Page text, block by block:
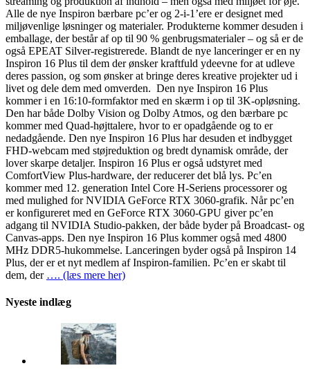
Alle de nye Inspiron bærbare pc’er og 2-i-1’ere er designet med
miljøvenlige løsninger og materialer. Produkterne kommer desuden i
emballage, der består af op til 90 % genbrugsmaterialer – og så er de
også EPEAT Silver-registrerede. Blandt de nye lanceringer er en ny
Inspiron 16 Plus til dem der ønsker kraftfuld ydeevne for at udleve
deres passion, og som ønsker at bringe deres kreative projekter ud i
livet og dele dem med omverden. Den nye Inspiron 16 Plus
kommer i en 16:10-formfaktor med en skærm i op til 3K-opløsning.
Den har både Dolby Vision og Dolby Atmos, og den bærbare pc
kommer med Quad-højttalere, hvor to er opadgående og to er
nedadgående. Den nye Inspiron 16 Plus har desuden et indbygget
FHD-webcam med støjreduktion og bredt dynamisk område, der
lover skarpe detaljer. Inspiron 16 Plus er også udstyret med
ComfortView Plus-hardware, der reducerer det blå lys. Pc’en
kommer med 12. generation Intel Core H-Seriens processorer og
med mulighed for NVIDIA GeForce RTX 3060-grafik. Når pc’en
er konfigureret med en GeForce RTX 3060-GPU giver pc’en
adgang til NVIDIA Studio-pakken, der både byder på Broadcast- og
Canvas-apps. Den nye Inspiron 16 Plus kommer også med 4800
MHz DDR5-hukommelse. Lanceringen byder også på Inspiron 14
Plus, der er et nyt medlem af Inspiron-familien. Pc’en er skabt til
dem, der …. (læs mere her)
Nyeste indlæg